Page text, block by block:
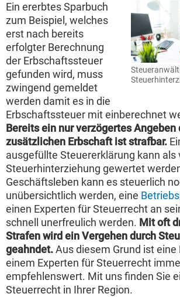
Ein ererbtes Sparbuch
zum Beispiel, welches
erst nach bereits
erfolgter Berechnung
der Erbschaftssteuer
gefunden wird, muss
zwingend gemeldet
werden damit es in die
Erbschaftssteuer mit einberechnet
Bereits ein nur verzögertes Angeben
zusätzlichen Erbschaft ist strafbar.
ausgefüllte Steuererklärung kann als
Steuerhinterziehung gewertet
Geschäftsleben kann es steuerlich
unübersichtlich werden, eine
einen Experten für Steuerrecht an
schnell unerfreulich werden. Mit oft
Strafen wird ein Vergehen durch
geahndet.Aus diesem Grund ist eine
einem Experten für Steuerrecht
empfehlenswert. Mit uns finden Sie
Steuerrecht in Ihrer Region.